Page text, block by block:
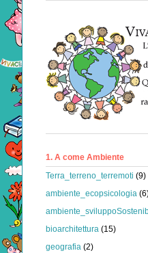
1. A come Ambiente
Terra_terreno_terremoti (9)
ambiente_ecopsicologia
bioarchitettura (15)
geografia (2)